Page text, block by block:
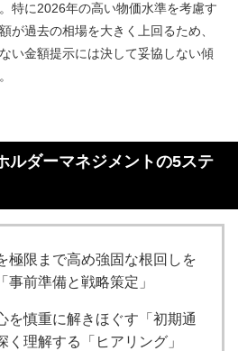
特に2026年の高い物価水準を考慮す
が過去の相場を大きく上回るため、
い金額提示には決して妥協しない傾
ルダーマネジメントの5ステ
極限まで高め強固な根回しを
事前準備と戦略策定」
を慎重に解きほぐす「初期通
く理解する「ヒアリング」